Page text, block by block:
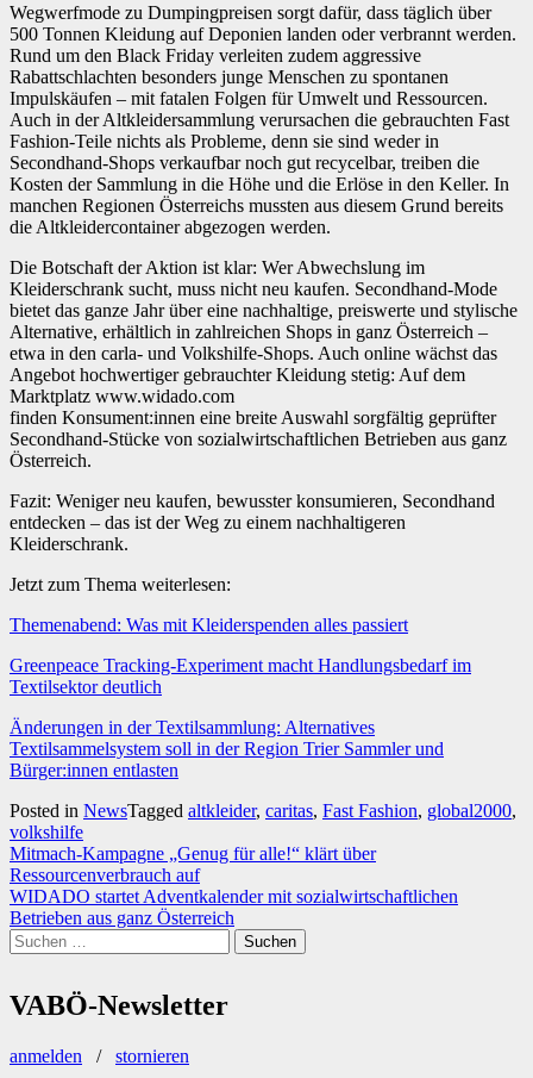
Wegwerfmode zu Dumpingpreisen sorgt dafür, dass täglich über
500 Tonnen Kleidung auf Deponien landen oder verbrannt werden.
Rund um den Black Friday verleiten zudem aggressive
Rabattschlachten besonders junge Menschen zu spontanen
Impulskäufen – mit fatalen Folgen für Umwelt und Ressourcen.
Auch in der Altkleidersammlung verursachen die gebrauchten Fast
Fashion-Teile nichts als Probleme, denn sie sind weder in
Secondhand-Shops verkaufbar noch gut recycelbar, treiben die
Kosten der Sammlung in die Höhe und die Erlöse in den Keller. In
manchen Regionen Österreichs mussten aus diesem Grund bereits
die Altkleidercontainer abgezogen werden.
Die Botschaft der Aktion ist klar: Wer Abwechslung im
Kleiderschrank sucht, muss nicht neu kaufen. Secondhand-Mode
bietet das ganze Jahr über eine nachhaltige, preiswerte und stylische
Alternative, erhältlich in zahlreichen Shops in ganz Österreich –
etwa in den carla- und Volkshilfe-Shops. Auch online wächst das
Angebot hochwertiger gebrauchter Kleidung stetig: Auf dem
Marktplatz www.widado.com
finden Konsument:innen eine breite Auswahl sorgfältig geprüfter
Secondhand-Stücke von sozialwirtschaftlichen Betrieben aus ganz
Österreich.
Fazit: Weniger neu kaufen, bewusster konsumieren, Secondhand
entdecken – das ist der Weg zu einem nachhaltigeren
Kleiderschrank.
Jetzt zum Thema weiterlesen:
Themenabend: Was mit Kleiderspenden alles passiert
Greenpeace Tracking-Experiment macht Handlungsbedarf im
Textilsektor deutlich
Änderungen in der Textilsammlung: Alternatives
Textilsammelsystem soll in der Region Trier Sammler und
Bürger:innen entlasten
Posted in NewsTagged altkleider, caritas, Fast Fashion, global2000,
volkshilfe
Beitragsnavigation
Mitmach-Kampagne „Genug für alle!“ klärt über
Ressourcenverbrauch auf
WIDADO startet Adventkalender mit sozialwirtschaftlichen
Betrieben aus ganz Österreich
Suchen
nach:
VABÖ-Newsletter
anmelden / stornieren